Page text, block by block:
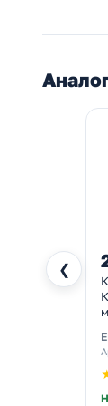
❮